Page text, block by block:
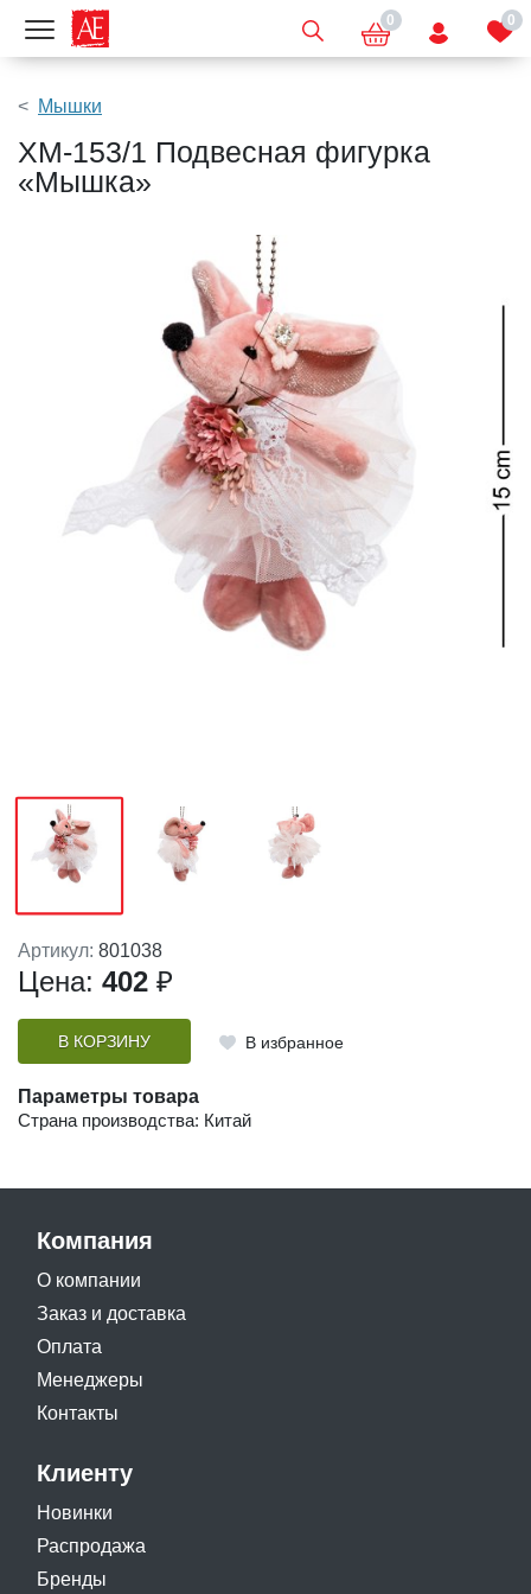
Показать меню 0 0
Мышки
XM-153/1 Подвесная фигурка
«Мышка»
Артикул: 801038
Цена: 402 ₽
В КОРЗИНУ В избранное
Параметры товара
Страна производства: Китай
Компания
О компании
Заказ и доставка
Оплата
Менеджеры
Контакты
Клиенту
Новинки
Распродажа
Бренды